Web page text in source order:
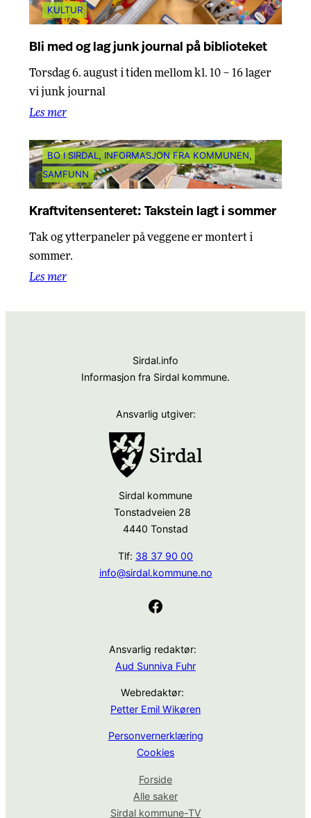
KULTUR
Bli med og lag junk journal på biblioteket
Torsdag 6. august i tiden mellom kl. 10 – 16 lager
vi junk journal
Les mer
BO I SIRDAL, INFORMASJON FRA KOMMUNEN
SAMFUNN
Kraftvitensenteret: Takstein lagt i sommer
Tak og ytterpaneler på veggene er montert i
sommer.
Les mer
Sirdal.info
Informasjon fra Sirdal kommune.
Ansvarlig utgiver:
Sirdal kommune
Tonstadveien 28
4440 Tonstad
Tlf: 38 37 90 00
info@sirdal.kommune.no
Facebook
Ansvarlig redaktør:
Aud Sunniva Fuhr
Webredaktør:
Petter Emil Wikøren
Personvernerklæring
Cookies
Forside
Alle saker
Sirdal kommune-TV